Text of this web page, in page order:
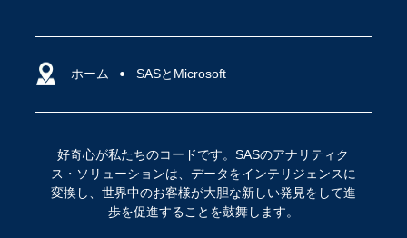
ホーム SASとMicrosoft
好奇心が私たちのコードです。SASのアナリティク
ス・ソリューションは、データをインテリジェンスに
変換し、世界中のお客様が大胆な新しい発見をして進
歩を促進することを鼓舞します。
SASを選ぶ理由
アクセシビリティ
サポート
ソリューション
トレーニング
クラウド・コンピューティング
IoT